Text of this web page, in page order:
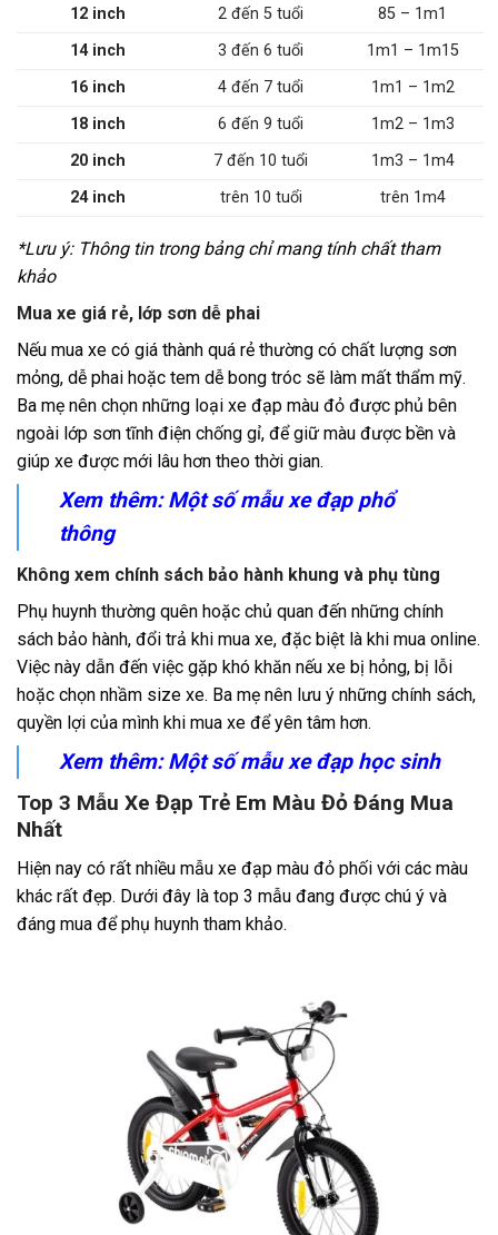
12 inch
2 đến 5 tuổi
85 – 1m1
14 inch
3 đến 6 tuổi
1m1 – 1m15
16 inch
4 đến 7 tuổi
1m1 – 1m2
18 inch
6 đến 9 tuổi
1m2 – 1m3
20 inch
7 đến 10 tuổi
1m3 – 1m4
24 inch
trên 10 tuổi trên 1m4
*Lưu ý: Thông tin trong bảng chỉ mang tính chất tham
khảo
Mua xe giá rẻ, lớp sơn dễ phai
Nếu mua xe có giá thành quá rẻ thường có chất lượng sơn
mỏng, dễ phai hoặc tem dễ bong tróc sẽ làm mất thẩm mỹ.
Ba mẹ nên chọn những loại xe đạp màu đỏ được phủ bên
ngoài lớp sơn tĩnh điện chống gỉ, để giữ màu được bền và
giúp xe được mới lâu hơn theo thời gian.
Xem thêm: Một số mẫuxe đạp phổ
thông
Không xem chính sách bảo hành khung và phụ tùng
Phụ huynh thường quên hoặc chủ quan đến những chính
sách bảo hành, đổi trả khi mua xe, đặc biệt là khi mua online.
Việc này dẫn đến việc gặp khó khăn nếu xe bị hỏng, bị lỗi
hoặc chọn nhầm size xe. Ba mẹ nên lưu ý những chính sách,
quyền lợi của mình khi mua xe để yên tâm hơn.
Xem thêm: Một số mẫuxe đạp học sinh
Top 3 Mẫu Xe Đạp Trẻ Em Màu Đỏ Đáng Mua
Nhất
Hiện nay có rất nhiều mẫu xe đạp màu đỏ phối với các màu
khác rất đẹp. Dưới đây là top 3 mẫu đang được chú ý và
đáng mua để phụ huynh tham khảo.